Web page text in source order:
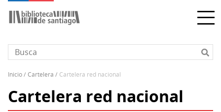
principal
enlaces
de
inicio cartelera cartelera red nacional
Cartelera red nacional